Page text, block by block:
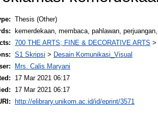
Thesis (Other)
kemerdekaan, membaca, pahlawan,
700 THE ARTS; FINE & DECORATIVE ARTS >
S1 Skripsi > Desain Komunikasi_Visual
Mrs. Calis Maryani
17 Mar 2021 06:17
17 Mar 2021 06:17
http://elibrary.unikom.ac.id/id/eprint/3571